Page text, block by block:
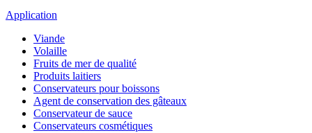
Application
Viande
Volaille
Fruits de mer de qualité
Produits laitiers
Conservateurs pour boissons
Agent de conservation des gâteaux
Conservateur de sauce
Conservateurs cosmétiques